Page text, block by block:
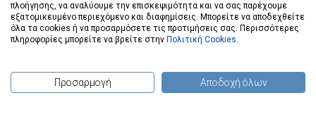
© 2020 - 2026 katiginetai.gr All Rights Reserved.
πλοήγησης, να αναλύουμε την επισκεψιμότητα και να σας παρέχουμε
εξατομικευμένο περιεχόμενο και διαφημίσεις. Μπορείτε να αποδεχθείτε
όλα τα cookies ή να προσαρμόσετε τις προτιμήσεις σας. Περισσότερες
πληροφορίες μπορείτε να βρείτε στην Πολιτική Cookies.
Προσαρμογή Αποδοχή όλων
(0) προϊόντα